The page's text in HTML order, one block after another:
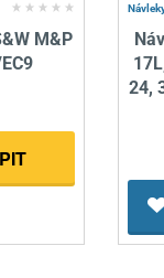
M&P
24,